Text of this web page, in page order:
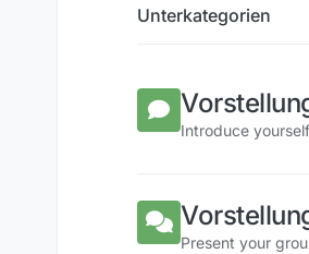
Unterkategorien
Introduce yourself
Present your